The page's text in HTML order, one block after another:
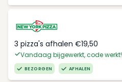
3 pizza's afhalen €19,50
Vandaag bijgewerkt, code werkt!
BEZORGEN AFHALEN